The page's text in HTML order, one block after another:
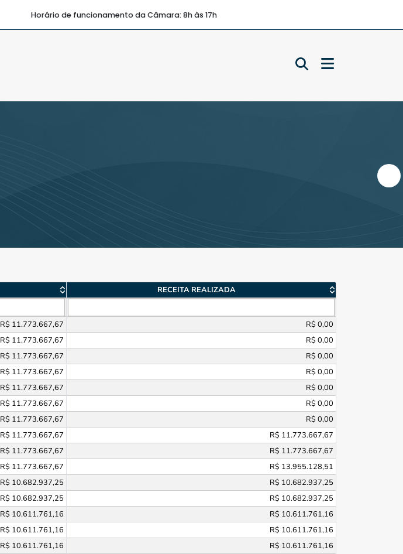
Horário de funcionamento da Câmara: 8h às 17h
RECEITA REALIZADA
R$ 11.773.667,67
R$ 0,00
R$ 11.773.667,67
R$ 0,00
R$ 11.773.667,67
R$ 0,00
R$ 11.773.667,67
R$ 0,00
R$ 11.773.667,67
R$ 0,00
R$ 11.773.667,67
R$ 0,00
R$ 11.773.667,67
R$ 0,00
R$ 11.773.667,67
R$ 11.773.667,67
R$ 11.773.667,67
R$ 11.773.667,67
R$ 11.773.667,67
R$ 13.955.128,51
R$ 10.682.937,25
R$ 10.682.937,25
R$ 10.682.937,25
R$ 10.682.937,25
R$ 10.611.761,16
R$ 10.611.761,16
R$ 10.611.761,16
R$ 10.611.761,16
R$ 10.611.761,16
R$ 10.611.761,16